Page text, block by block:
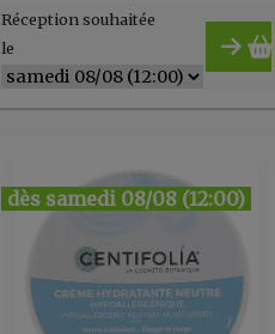
Réception souhaitée
le
dès samedi 08/08 (12:00)